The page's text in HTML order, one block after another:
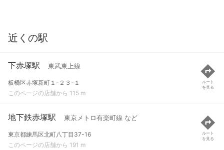
近くの駅
下赤塚駅 東武東上線
板橋区赤塚新町１-２３-１
このページの店舗から 115 m
ルート
を見る
地下鉄赤塚駅 東京メトロ有楽町線 など
東京都練馬区北町八丁目37-16
このページの店舗から 191 m
ルート
を見る